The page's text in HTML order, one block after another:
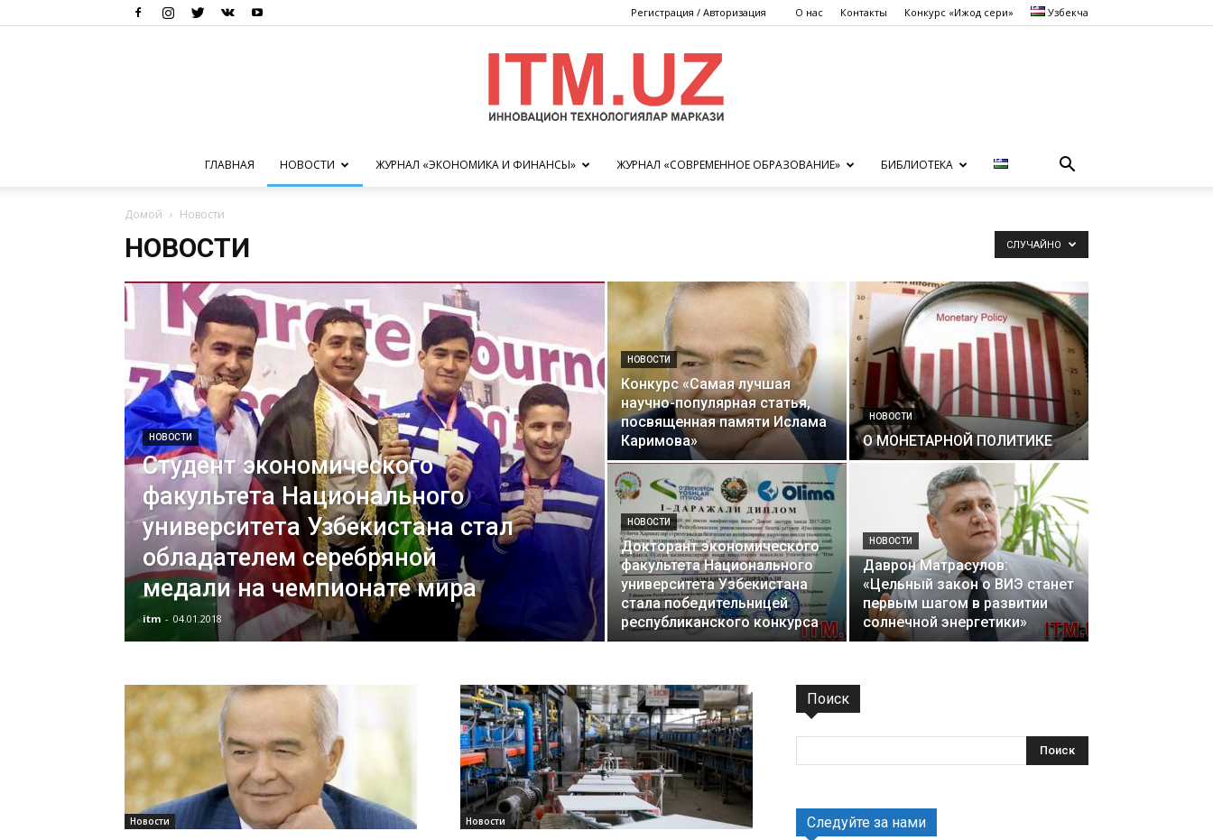
Регистрация / Авторизация О нас Контакты Конкурс «Ижод сеҳри» Узбекча
инновационных
технологий
ГЛАВНАЯ НОВОСТИ ЖУРНАЛ «ЭКОНОМИКА И ФИНАНСЫ» ЖУРНАЛ «СОВРЕМЕННОЕ ОБРАЗОВАНИЕ» БИБЛИОТЕКА
Домой Новости
НОВОСТИ СЛУЧАЙНО
НОВОСТИ
Студент экономического
факультета Национального
университета Узбекистана стал
обладателем серебряной
медали на чемпионате мира
itm - 04.01.2018
НОВОСТИ
Конкурс «Самая лучшая
научно-популярная статья,
посвященная памяти Ислама
Каримова»
НОВОСТИ
О МОНЕТАРНОЙ ПОЛИТИКЕ
НОВОСТИ
Докторант экономического
факультета Национального
университета Узбекистана
стала победительницей
республиканского конкурса
НОВОСТИ
Даврон Матрасулов:
«Цельный закон о ВИЭ станет
первым шагом в развитии
солнечной энергетики»
Новости Новости
Поиск
Следуйте за нами